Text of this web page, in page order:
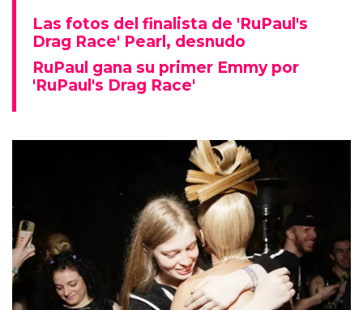
Las fotos del finalista de 'RuPaul's
Drag Race' Pearl, desnudo
RuPaul gana su primer Emmy por
'RuPaul's Drag Race'